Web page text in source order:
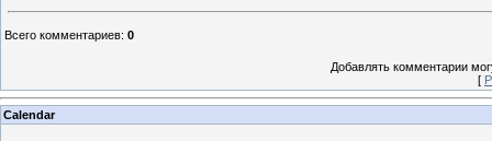
Всего комментариев: 0
Добавлять комментарии
[
Calendar